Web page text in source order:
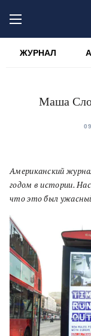
ЖУРНАЛ
Маша
Американский
годом в истории.
что это был